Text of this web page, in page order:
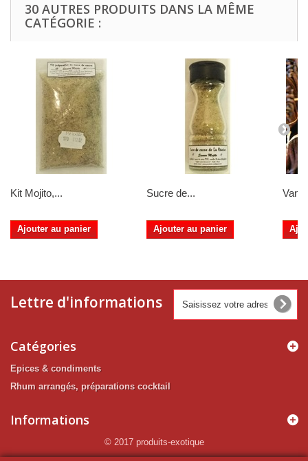
30 AUTRES PRODUITS DANS LA MÊME
CATÉGORIE :
Kit Mojito,...
Ajouter au panier
Sucre de...
Ajouter au panier
Lettre d'informations
Catégories
Epices & condiments
Rhum arrangés, préparations cocktail
Informations
© 2017 produits-exotique